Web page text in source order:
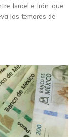
Israel e Irán, que
los temores de